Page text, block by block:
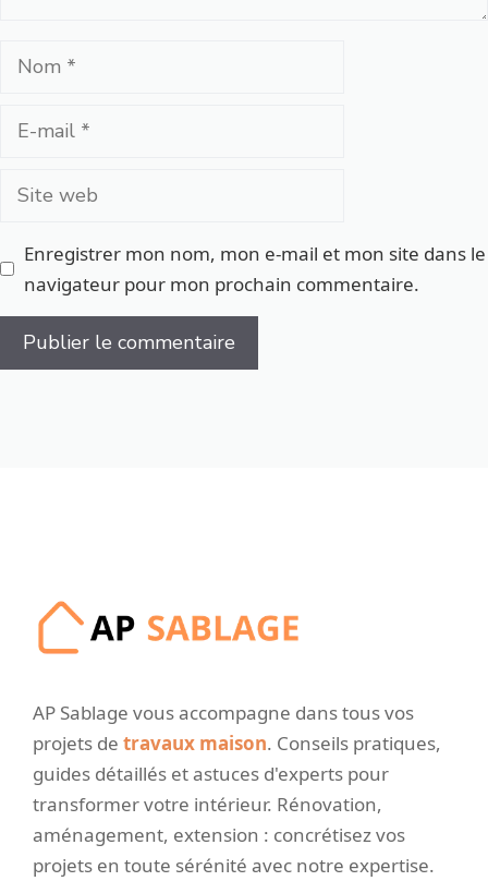
Nom
Site
Enregistrer mon nom, mon e-mail et mon site dans le
navigateur pour mon prochain commentaire.
AP Sablage vous accompagne dans tous vos
projets de travaux maison. Conseils pratiques,
guides détaillés et astuces d'experts pour
transformer votre intérieur. Rénovation,
aménagement, extension : concrétisez vos
projets en toute sérénité avec notre expertise.